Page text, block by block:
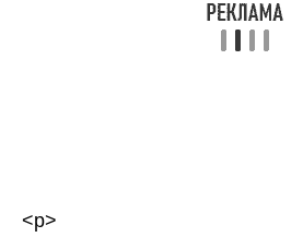
<p>